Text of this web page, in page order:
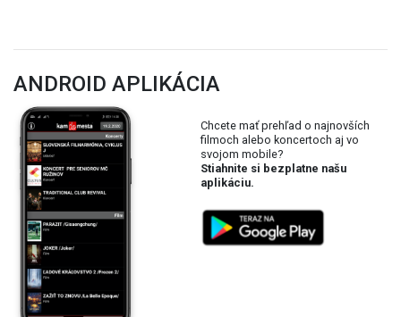
ANDROID APLIKÁCIA
Chcete mať prehľad o najnovších
filmoch alebo koncertoch aj vo
svojom mobile?
Stiahnite si bezplatne našu
aplikáciu.